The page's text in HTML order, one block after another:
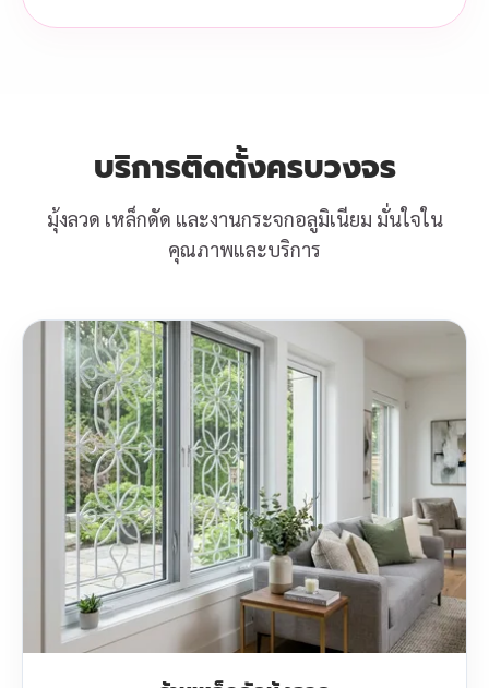
บริการติดตั้งครบวงจร
มุ้งลวด เหล็กดัด และงานกระจกอลูมิเนียม มั่นใจใน
คุณภาพและบริการ